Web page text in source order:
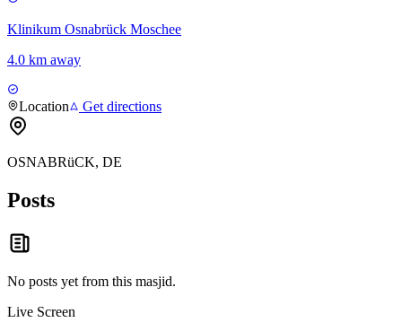
Klinikum Osnabrück Moschee
4.0 km away
Location Get directions
OSNABRüCK, DE
Posts
No posts yet from this masjid.
Live Screen